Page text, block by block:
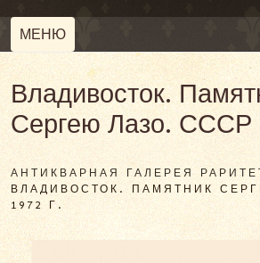
МЕНЮ
Владивосток.
Сергею Лазо. СССР
АНТИКВАРНАЯ ГАЛЕРЕЯ
ВЛАДИВОСТОК. ПАМЯТНИК
1972 Г.